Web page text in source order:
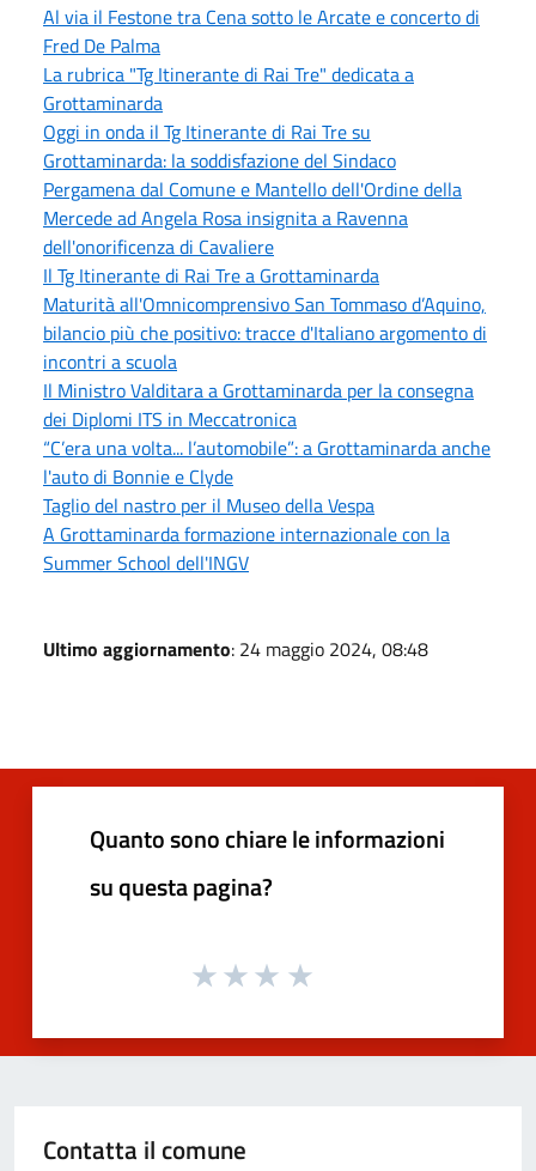
Al via il Festone tra Cena sotto le Arcate e concerto di
Fred De Palma
La rubrica "Tg Itinerante di Rai Tre" dedicata a
Grottaminarda
Oggi in onda il Tg Itinerante di Rai Tre su
Grottaminarda: la soddisfazione del Sindaco
Pergamena dal Comune e Mantello dell'Ordine della
Mercede ad Angela Rosa insignita a Ravenna
dell'onorificenza di Cavaliere
Il Tg Itinerante di Rai Tre a Grottaminarda
Maturità all'Omnicomprensivo San Tommaso d’Aquino,
bilancio più che positivo: tracce d'Italiano argomento di
incontri a scuola
Il Ministro Valditara a Grottaminarda per la consegna
dei Diplomi ITS in Meccatronica
“C’era una volta... l’automobile”: a Grottaminarda anche
l'auto di Bonnie e Clyde
Taglio del nastro per il Museo della Vespa
A Grottaminarda formazione internazionale con la
Summer School dell'INGV
Ultimo aggiornamento: 24 maggio 2024, 08:48
Quanto sono chiare le informazioni
su questa pagina?
Contatta il comune